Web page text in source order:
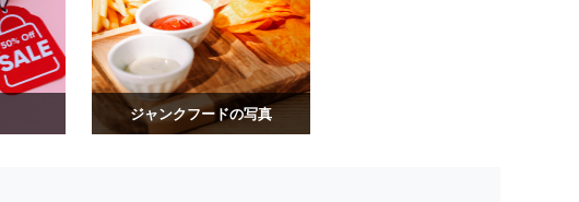
ジャンクフードの写真